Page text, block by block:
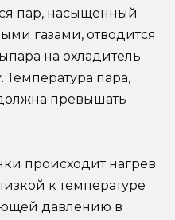
пар, насыщенный
газами, отводится
на охладитель
пара,
превышать
происходит нагрев
к температуре
давлению в